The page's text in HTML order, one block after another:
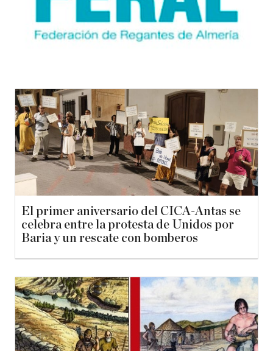
El primer aniversario del CICA-Antas se
celebra entre la protesta de Unidos por
Baria y un rescate con bomberos